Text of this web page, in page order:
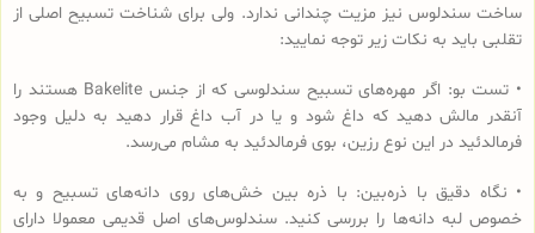
ساخت سندلوس نیز مزیت چندانی ندارد. ولی برای شناخت تسبیح اصلی از
تقلبی باید به نکات زیر توجه نمایید:
• تست بو: اگر مهره‌های تسبیح‌ سندلوسی که از جنس Bakelite هستند را
آنقدر مالش دهید که داغ شود و یا در آب داغ قرار دهید به دلیل وجود
فرمالدئید در این نوع رزین، بوی فرمالدئید به مشام می‌رسد.
• نگاه دقیق با ذره‌بین: با ذره بین خش‌های روی دانه‌های تسبیح و به
خصوص لبه دانه‌ها را بررسی کنید. سندلوس‌های اصل قدیمی معمولا دارای